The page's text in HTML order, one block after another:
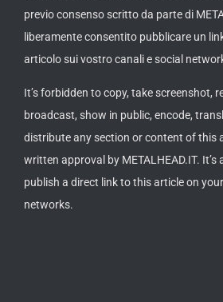
previo consenso scritto da parte di
liberamente consentito pubblicare un
articolo sui vostro canali e social
It’s forbidden to copy, take screenshot,
broadcast, show in public, encode,
distribute any section or content of this
written approval by METALHEAD.IT.
publish a direct link to this article on
networks.